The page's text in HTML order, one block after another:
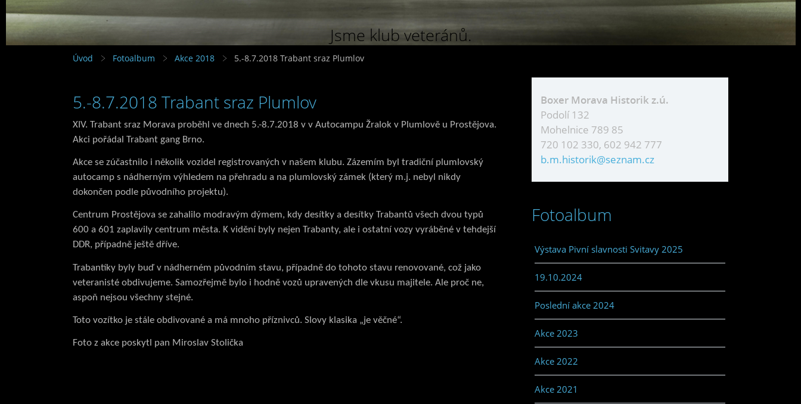
Jsme klub veteránů.
Úvod Fotoalbum Akce 2018 5.-8.7.2018 Trabant sraz Plumlov
5.-8.7.2018 Trabant sraz Plumlov
XIV. Trabant sraz Morava proběhl ve dnech 5.-8.7.2018 v v Autocampu Žralok v Plumlově u Prostějova.
Akci pořádal Trabant gang Brno.
Akce se zúčastnilo i několik vozidel registrovaných v našem klubu. Zázemím byl tradiční plumlovský
autocamp s nádherným výhledem na přehradu a na plumlovský zámek (který m.j. nebyl nikdy
dokončen podle původního projektu).
Centrum Prostějova se zahalilo modravým dýmem, kdy desítky a desítky Trabantů všech dvou typů
600 a 601 zaplavily centrum města. K vidění byly nejen Trabanty, ale i ostatní vozy vyráběné v tehdejší
DDR, případně ještě dříve.
Trabantíky byly buď v nádherném původním stavu, případně do tohoto stavu renovované, což jako
veteranisté obdivujeme. Samozřejmě bylo i hodně vozů upravených dle vkusu majitele. Ale proč ne,
aspoň nejsou všechny stejné.
Toto vozítko je stále obdivované a má mnoho příznivců. Slovy klasika „je věčné“.
Foto z akce poskytl pan Miroslav Stolička
Boxer Morava Historik z.ú.
Podolí 132
Mohelnice 789 85
720 102 330, 602 942 777
b.m.historik@seznam.cz
Fotoalbum
Výstava Pivní slavnosti Svitavy 2025
19.10.2024
Poslední akce 2024
Akce 2023
Akce 2022
Akce 2021